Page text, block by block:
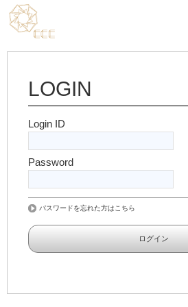
LOGIN
Login ID
Password
パスワードを忘れた方はこちら
ログイン